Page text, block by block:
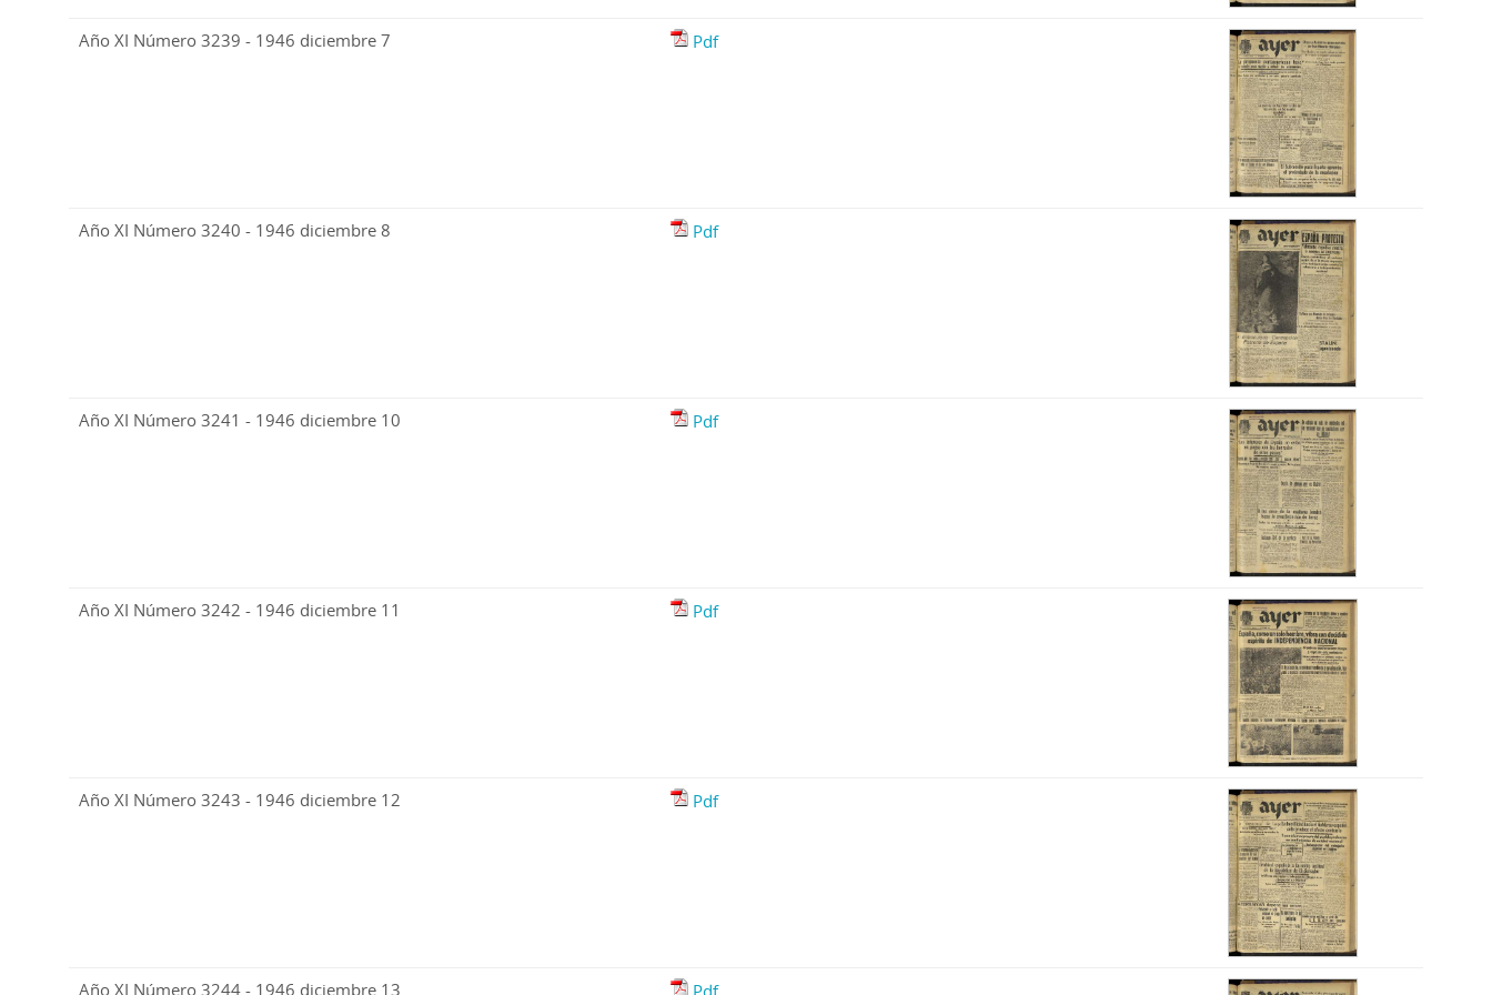
Año XI Número 3239 - 1946 diciembre 7 Pdf
Año XI Número 3240 - 1946 diciembre 8 Pdf
Año XI Número 3241 - 1946 diciembre 10 Pdf
Año XI Número 3242 - 1946 diciembre 11 Pdf
Año XI Número 3243 - 1946 diciembre 12 Pdf
Año XI Número 3244 - 1946 diciembre 13